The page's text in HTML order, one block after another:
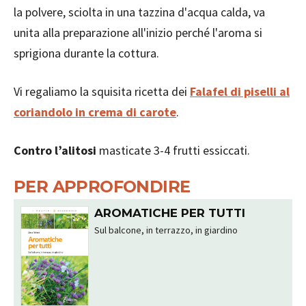
la polvere, sciolta in una tazzina d'acqua calda, va
unita alla preparazione all'inizio perché l'aroma si
sprigiona durante la cottura.
Vi regaliamo la squisita ricetta dei Falafel di piselli al
coriandolo in crema di carote.
Contro l’alitosi masticate 3-4 frutti essiccati.
PER APPROFONDIRE
AROMATICHE PER TUTTI
Sul balcone, in terrazzo, in giardino